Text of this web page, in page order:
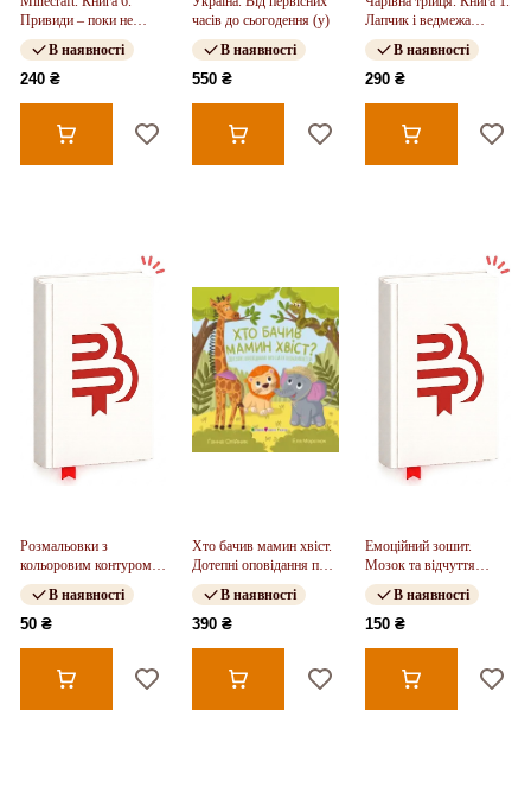
Привиди – поки не
засвистить свиня!
В наявності
240 ₴
часів до сьогодення (у)
В наявності
550 ₴
Лапчик і ведмежа
відвага (у)
В наявності
290 ₴
Розмальовки з
кольоровим контуром.
Цифри. Розмальовки.
Віршики. Завдання
(Укр)
В наявності
50 ₴
Хто бачив мамин хвіст.
Дотепні оповідання про
силу особливостей (у)
В наявності
390 ₴
Емоційний зошит.
Мозок та відчуття
(Укр)
В наявності
150 ₴